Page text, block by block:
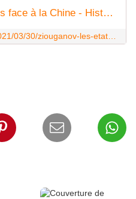
Ziouganov : les Etats-Unis face à la Chine - Histoire et société